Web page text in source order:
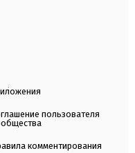
пользователя
комментирования